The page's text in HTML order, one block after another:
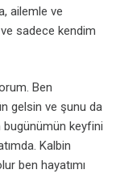
ailemle ve
sadece kendim
Ben
gelsin ve şunu da
bugünümün keyfini
Kalbin
ben hayatımı